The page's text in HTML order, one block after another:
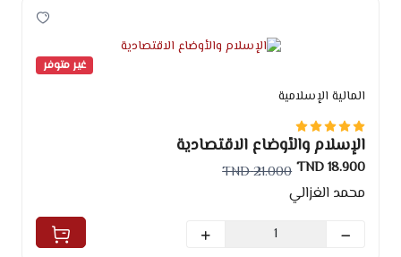
غير متوفر
المالية الإسلامية
الإسلام والأوضاع الاقتصادية
18.900 TND
21.000 TND
محمد الغزالي